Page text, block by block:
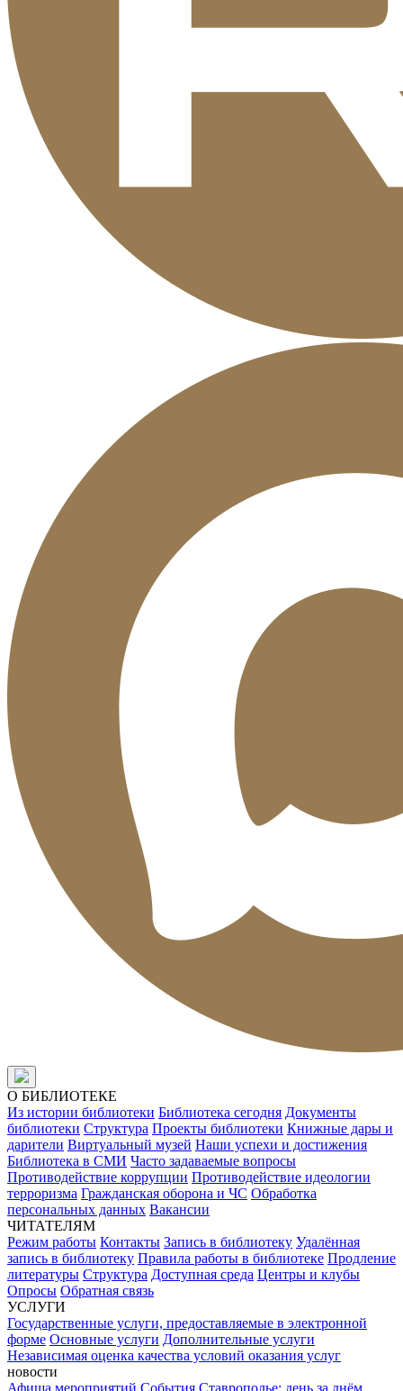
О БИБЛИОТЕКЕ
Из истории библиотеки Библиотека сегодня Документы
библиотеки Структура Проекты библиотеки Книжные дары и
дарители Виртуальный музей Наши успехи и достижения
Библиотека в СМИ Часто задаваемые вопросы
Противодействие коррупции Противодействие идеологии
терроризма Гражданская оборона и ЧС Обработка
персональных данных Вакансии
ЧИТАТЕЛЯМ
Режим работы Контакты Запись в библиотеку Удалённая
запись в библиотеку Правила работы в библиотеке Продление
литературы Структура Доступная среда Центры и клубы
Опросы Обратная связь
УСЛУГИ
Государственные услуги, предоставляемые в электронной
форме Основные услуги Дополнительные услуги
Независимая оценка качества условий оказания услуг
новости
Афиша мероприятий События Ставрополье: день за днём